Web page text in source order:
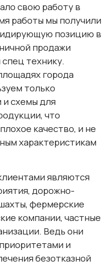
свою работу в
работы мы получили
позицию в
продажи
спец технику.
города
только
и схемы для
что
качество, и не
характеристикам
являются
дорожно-
фермерские
компании, частные
Ведь они
и
безотказной